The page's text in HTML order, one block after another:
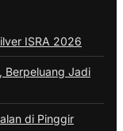
ISRA 2026
Berpeluang Jadi
di Pinggir